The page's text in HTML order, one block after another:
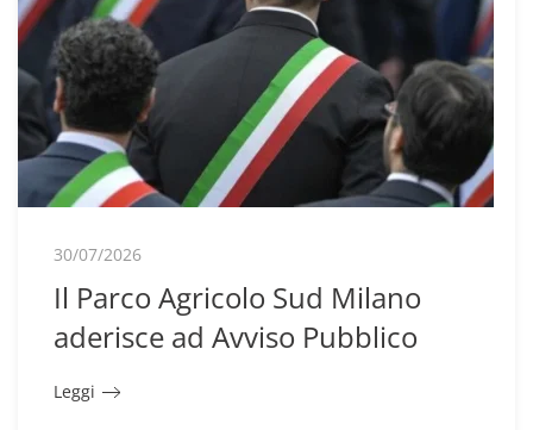
30/07/2026
Il Parco Agricolo Sud Milano
aderisce ad Avviso Pubblico
Leggi